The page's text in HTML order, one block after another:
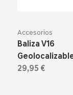
Accesorios
Baliza V16
29,95 €